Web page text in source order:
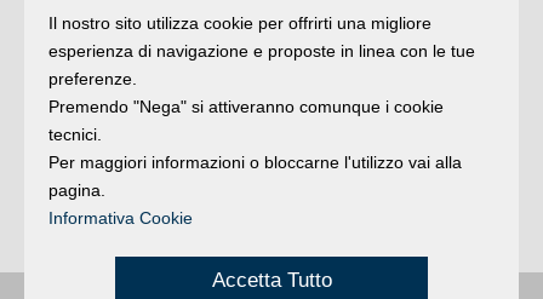
Per quanto mi riguarda dopo ciò che è successo
proseguirò il mio compito di presidente della
commissione controllo con lo stesso impegno
di sempre e forse maggiore,ma certamente con
la stessa volontà di rispondere alle domande che i
cittadini, ai quali siamo chiamati a dare voce, e
con il desiderio di proporre soluzioni di crescita e
miglioramento per la nostra città”.
Il nostro sito utilizza cookie per offrirti una migliore
esperienza di navigazione e proposte in linea con le tue
preferenze.
Premendo "Nega" si attiveranno comunque i cookie
tecnici.
Per maggiori informazioni o bloccarne l'utilizzo vai alla
pagina.
Informativa Cookie
Accetta Tutto